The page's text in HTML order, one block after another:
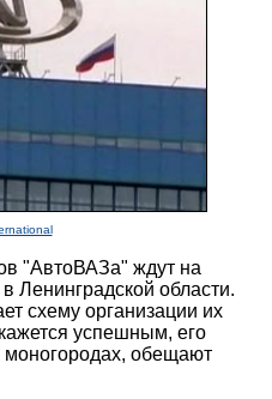
"АвтоВАЗа" ждут на
Ленинградской области.
схему организации их
успешным, его
моногородах, обещают